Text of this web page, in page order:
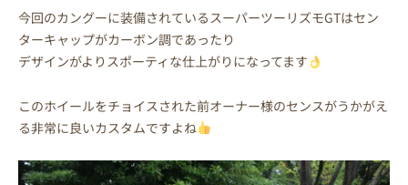
今回のカングーに装備されているスーパーツーリズモGTはセン
ターキャップがカーボン調であったり
デザインがよりスポーティな仕上がりになってます
このホイールをチョイスされた前オーナー様のセンスがうかがえ
る非常に良いカスタムですよね